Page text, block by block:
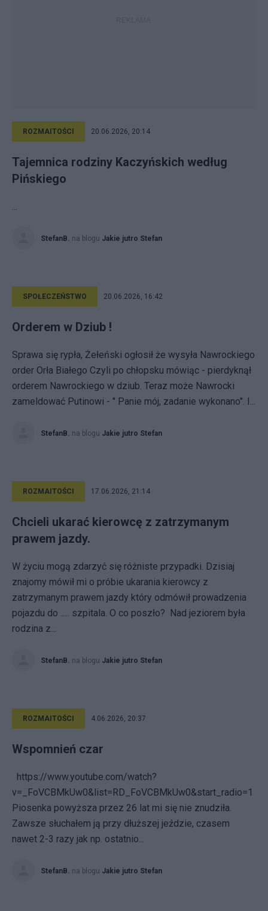
ROZMAITOŚCI 20.06.2026, 20:14
Tajemnica rodziny Kaczyńskich według
Pińskiego
...
StefanB. na blogu Jakie jutro Stefan
SPOŁECZEŃSTWO 20.06.2026, 16:42
Orderem w Dziub !
Sprawa się rypła, Żełeński ogłosił że wysyła Nawrockiego
order Orła Białego Czyli po chłopsku mówiąc - pierdyknął
orderem Nawrockiego w dziub. Teraz może Nawrocki
zameldować Putinowi - " Panie mój, zadanie wykonano". I...
StefanB. na blogu Jakie jutro Stefan
ROZMAITOŚCI 17.06.2026, 21:14
Chcieli ukarać kierowcę z zatrzymanym
prawem jazdy.
W życiu mogą zdarzyć się różniste przypadki. Dzisiaj
znajomy mówił mi o próbie ukarania kierowcy z
zatrzymanym prawem jazdy który odmówił prowadzenia
pojazdu do ..... szpitala. O co poszło? Nad jeziorem była
rodzina z...
StefanB. na blogu Jakie jutro Stefan
ROZMAITOŚCI 4.06.2026, 20:37
Wspomnień czar
https://www.youtube.com/watch?
v=_FoVCBMkUw0&list=RD_FoVCBMkUw0&start_radio=1
Piosenka powyższa przez 26 lat mi się nie znudziła.
Zawsze słuchałem ją przy dłuższej jeździe, czasem
nawet 2-3 razy jak np. ostatnio...
StefanB. na blogu Jakie jutro Stefan